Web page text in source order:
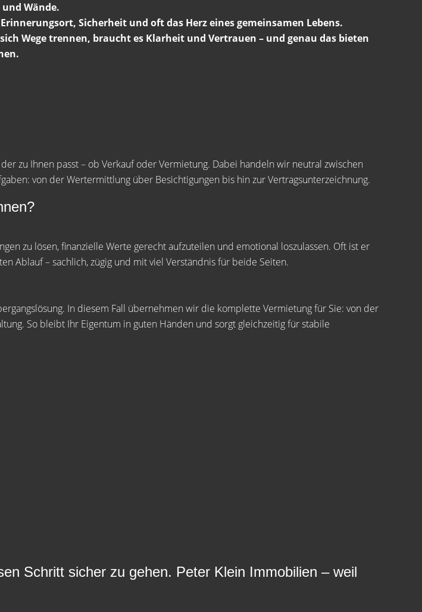
Wände.
Sicherheit und oft das Herz eines gemeinsamen Lebens.
Wege trennen, braucht es Klarheit und Vertrauen – und genau das bieten
zu Ihnen passt – ob Verkauf oder Vermietung. Dabei handeln wir neutral zwischen
von der Wertermittlung über Besichtigungen bis hin zur Vertragsunterzeichnung.
zu lösen, finanzielle Werte gerecht aufzuteilen und emotional loszulassen. Oft ist er
Ablauf – sachlich, zügig und mit viel Verständnis für beide Seiten.
In diesem Fall übernehmen wir die komplette Vermietung für Sie: von der
So bleibt Ihr Eigentum in guten Händen und sorgt gleichzeitig für stabile
Schritt sicher zu gehen. Peter Klein Immobilien – weil